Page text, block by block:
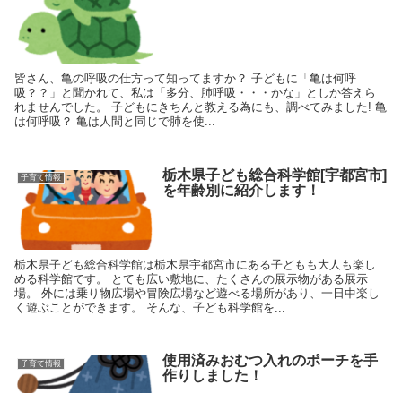
皆さん、亀の呼吸の仕方って知ってますか？ 子どもに「亀は何呼
吸？？」と聞かれて、私は「多分、肺呼吸・・・かな」としか答えら
れませんでした。 子どもにきちんと教える為にも、調べてみました! 亀
は何呼吸？ 亀は人間と同じで肺を使...
子育て情報
栃木県子ども総合科学館[宇都宮市]
を年齢別に紹介します！
栃木県子ども総合科学館は栃木県宇都宮市にある子どもも大人も楽し
める科学館です。 とても広い敷地に、たくさんの展示物がある展示
場。 外には乗り物広場や冒険広場など遊べる場所があり、一日中楽し
く遊ぶことができます。 そんな、子ども科学館を...
子育て情報
使用済みおむつ入れのポーチを手
作りしました！